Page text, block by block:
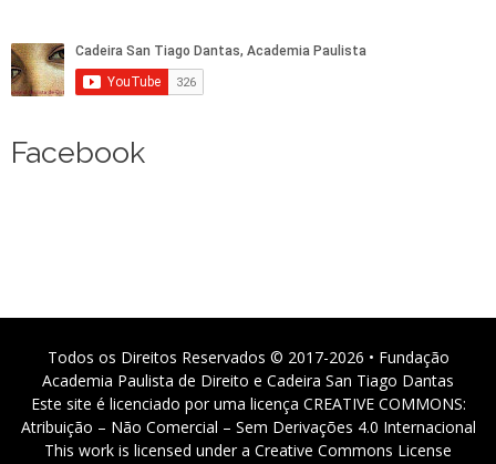
Facebook
Todos os Direitos Reservados © 2017-2026 • Fundação
Academia Paulista de Direito e Cadeira San Tiago Dantas
Este site é licenciado por uma licença CREATIVE COMMONS:
Atribuição – Não Comercial – Sem Derivações 4.0 Internacional
This work is licensed under a Creative Commons License